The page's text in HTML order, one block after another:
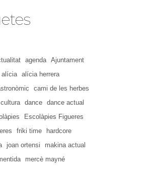
agenda
Ajuntament
alícia
alícia herrera
cami de les herbes
cultura dance
dance actual
Escolàpies Figueres
friki time
hardcore
joan ortensi
makina actual
mercè mayné